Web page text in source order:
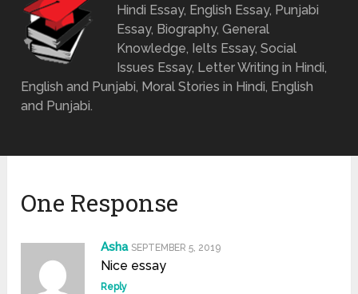
Hindi Essay, English Essay, Punjabi
Essay, Biography, General
Knowledge, Ielts Essay, Social
Issues Essay, Letter Writing in Hindi,
English and Punjabi, Moral Stories in Hindi, English
and Punjabi.
One Response
Asha SEPTEMBER 5, 2019
Nice essay
Reply